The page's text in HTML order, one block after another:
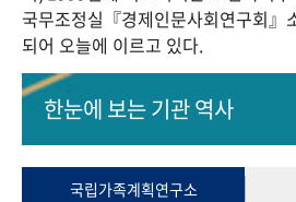
사진 아카이브 문서 기록물 행정
50+1 주년 기념
세계와 함께 한 KIHASA
국무조정실『경제인문사회연구회』
되어 오늘에 이르고 있다.
한눈에 보는기관 역사
국립가족계획연구소